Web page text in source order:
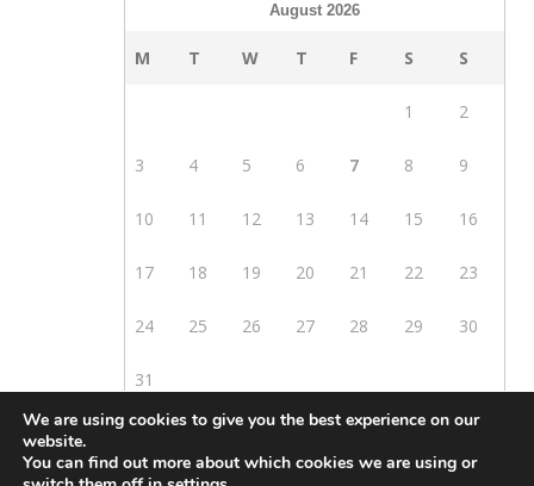
August 2026
M T W T F S S
1 2
3 4 5 6 7 8 9
10 11 12 13 14 15 16
17 18 19 20 21 22 23
24 25 26 27 28 29 30
31
« Mar
We are using cookies to give you the best experience on our
website.
You can find out more about which cookies we are using or